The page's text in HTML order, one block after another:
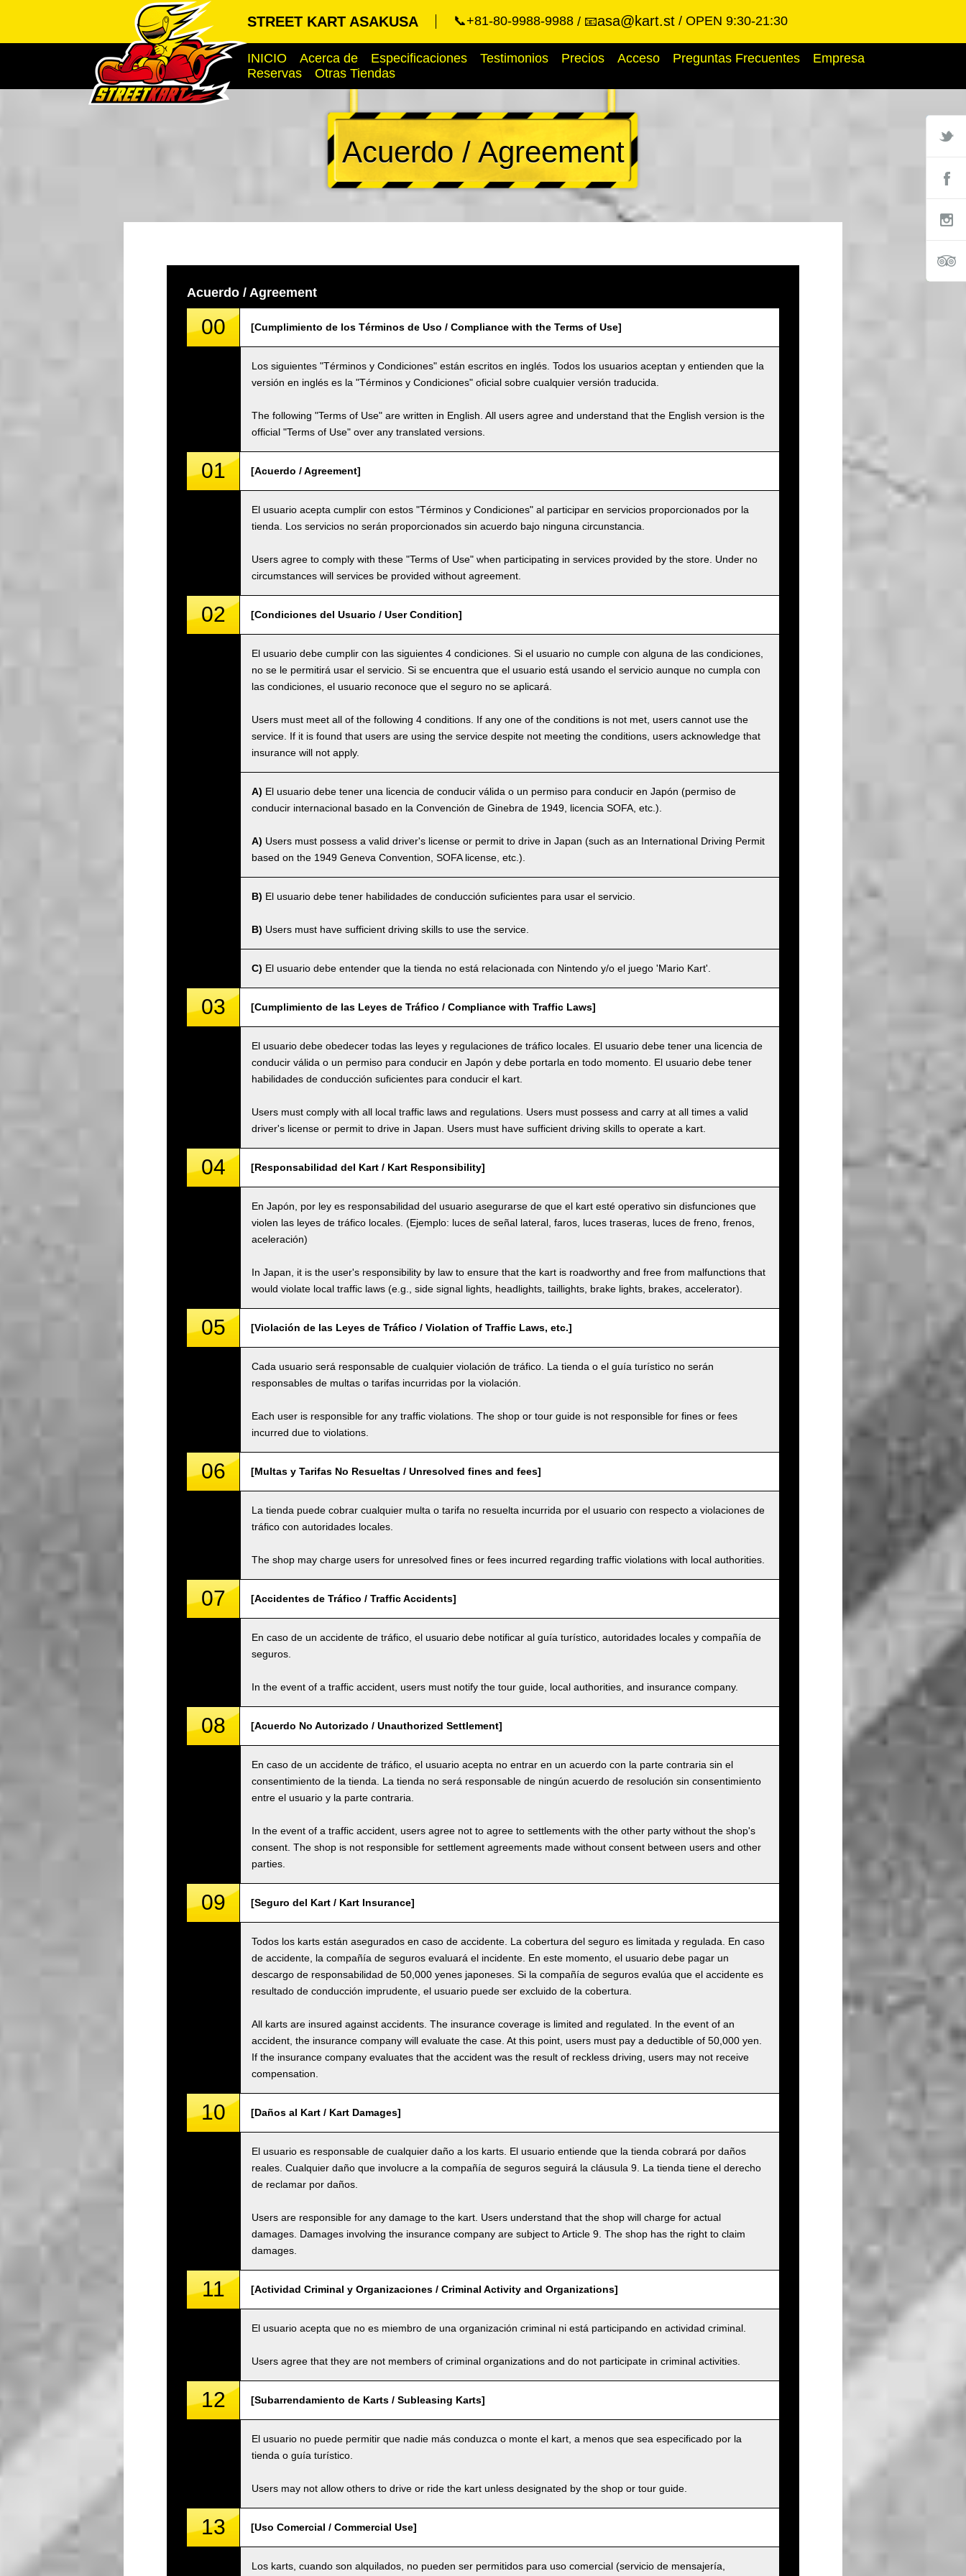
STREET KART ASAKUSA 📞+81-80-9988-9988 📧asa@kart.st OPEN 9:30-21:30
INICIO Acerca de Especificaciones Testimonios Precios Acceso Preguntas Frecuentes
Empresa
Reservas
Otras Tiendas
Acuerdo / Agreement
Acuerdo / Agreement
00 [Cumplimiento de los Términos de Uso / Compliance with the Terms of Use]
Los siguientes "Términos y Condiciones" están escritos en inglés. Todos los usuarios aceptan y entienden que la
versión en inglés es la "Términos y Condiciones" oficial sobre cualquier versión traducida.
The following "Terms of Use" are written in English. All users agree and understand that the English version is the
official "Terms of Use" over any translated versions.
01 [Acuerdo / Agreement]
El usuario acepta cumplir con estos "Términos y Condiciones" al participar en servicios proporcionados por la
tienda. Los servicios no serán proporcionados sin acuerdo bajo ninguna circunstancia.
Users agree to comply with these "Terms of Use" when participating in services provided by the store. Under no
circumstances will services be provided without agreement.
02 [Condiciones del Usuario / User Condition]
El usuario debe cumplir con las siguientes 4 condiciones. Si el usuario no cumple con alguna de las condiciones,
no se le permitirá usar el servicio. Si se encuentra que el usuario está usando el servicio aunque no cumpla con
las condiciones, el usuario reconoce que el seguro no se aplicará.
Users must meet all of the following 4 conditions. If any one of the conditions is not met, users cannot use the
service. If it is found that users are using the service despite not meeting the conditions, users acknowledge that
insurance will not apply.
A) El usuario debe tener una licencia de conducir válida o un permiso para conducir en Japón (permiso de
conducir internacional basado en la Convención de Ginebra de 1949, licencia SOFA, etc.).
A) Users must possess a valid driver's license or permit to drive in Japan (such as an International Driving Permit
based on the 1949 Geneva Convention, SOFA license, etc.).
B) El usuario debe tener habilidades de conducción suficientes para usar el servicio.
B) Users must have sufficient driving skills to use the service.
C) El usuario debe entender que la tienda no está relacionada con Nintendo y/o el juego 'Mario Kart'.
03 [Cumplimiento de las Leyes de Tráfico / Compliance with Traffic Laws]
El usuario debe obedecer todas las leyes y regulaciones de tráfico locales. El usuario debe tener una licencia de
conducir válida o un permiso para conducir en Japón y debe portarla en todo momento. El usuario debe tener
habilidades de conducción suficientes para conducir el kart.
Users must comply with all local traffic laws and regulations. Users must possess and carry at all times a valid
driver's license or permit to drive in Japan. Users must have sufficient driving skills to operate a kart.
04 [Responsabilidad del Kart / Kart Responsibility]
En Japón, por ley es responsabilidad del usuario asegurarse de que el kart esté operativo sin disfunciones que
violen las leyes de tráfico locales. (Ejemplo: luces de señal lateral, faros, luces traseras, luces de freno, frenos,
aceleración)
In Japan, it is the user's responsibility by law to ensure that the kart is roadworthy and free from malfunctions that
would violate local traffic laws (e.g., side signal lights, headlights, taillights, brake lights, brakes, accelerator).
05 [Violación de las Leyes de Tráfico / Violation of Traffic Laws, etc.]
Cada usuario será responsable de cualquier violación de tráfico. La tienda o el guía turístico no serán
responsables de multas o tarifas incurridas por la violación.
Each user is responsible for any traffic violations. The shop or tour guide is not responsible for fines or fees
incurred due to violations.
06 [Multas y Tarifas No Resueltas / Unresolved fines and fees]
La tienda puede cobrar cualquier multa o tarifa no resuelta incurrida por el usuario con respecto a violaciones de
tráfico con autoridades locales.
The shop may charge users for unresolved fines or fees incurred regarding traffic violations with local authorities.
07 [Accidentes de Tráfico / Traffic Accidents]
En caso de un accidente de tráfico, el usuario debe notificar al guía turístico, autoridades locales y compañía de
seguros.
In the event of a traffic accident, users must notify the tour guide, local authorities, and insurance company.
08 [Acuerdo No Autorizado / Unauthorized Settlement]
En caso de un accidente de tráfico, el usuario acepta no entrar en un acuerdo con la parte contraria sin el
consentimiento de la tienda. La tienda no será responsable de ningún acuerdo de resolución sin consentimiento
entre el usuario y la parte contraria.
In the event of a traffic accident, users agree not to agree to settlements with the other party without the shop's
consent. The shop is not responsible for settlement agreements made without consent between users and other
parties.
09 [Seguro del Kart / Kart Insurance]
Todos los karts están asegurados en caso de accidente. La cobertura del seguro es limitada y regulada. En caso
de accidente, la compañía de seguros evaluará el incidente. En este momento, el usuario debe pagar un
descargo de responsabilidad de 50,000 yenes japoneses. Si la compañía de seguros evalúa que el accidente es
resultado de conducción imprudente, el usuario puede ser excluido de la cobertura.
All karts are insured against accidents. The insurance coverage is limited and regulated. In the event of an
accident, the insurance company will evaluate the case. At this point, users must pay a deductible of 50,000 yen.
If the insurance company evaluates that the accident was the result of reckless driving, users may not receive
compensation.
10 [Daños al Kart / Kart Damages]
El usuario es responsable de cualquier daño a los karts. El usuario entiende que la tienda cobrará por daños
reales. Cualquier daño que involucre a la compañía de seguros seguirá la cláusula 9. La tienda tiene el derecho
de reclamar por daños.
Users are responsible for any damage to the kart. Users understand that the shop will charge for actual
damages. Damages involving the insurance company are subject to Article 9. The shop has the right to claim
damages.
11 [Actividad Criminal y Organizaciones / Criminal Activity and Organizations]
El usuario acepta que no es miembro de una organización criminal ni está participando en actividad criminal.
Users agree that they are not members of criminal organizations and do not participate in criminal activities.
12 [Subarrendamiento de Karts / Subleasing Karts]
El usuario no puede permitir que nadie más conduzca o monte el kart, a menos que sea especificado por la
tienda o guía turístico.
Users may not allow others to drive or ride the kart unless designated by the shop or tour guide.
13 [Uso Comercial / Commercial Use]
Los karts, cuando son alquilados, no pueden ser permitidos para uso comercial (servicio de mensajería,